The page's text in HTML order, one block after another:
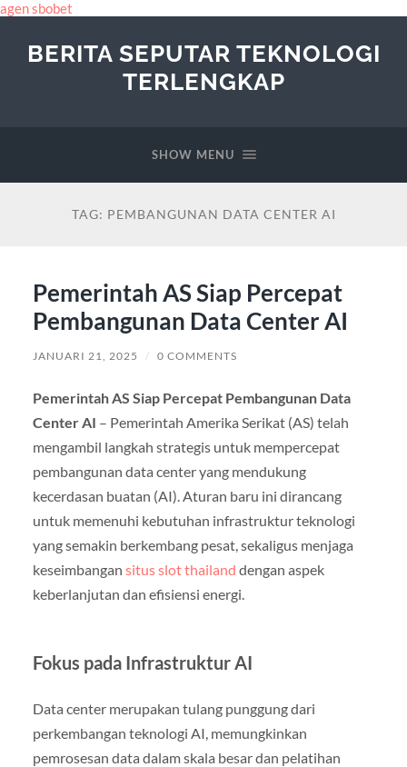
agen sbobet
BERITA SEPUTAR TEKNOLOGI
TERLENGKAP
SHOW MENU
TAG: PEMBANGUNAN DATA CENTER AI
Pemerintah AS Siap Percepat
Pembangunan Data Center AI
JANUARI 21, 2025 / 0 COMMENTS
Pemerintah AS Siap Percepat Pembangunan Data
Center AI – Pemerintah Amerika Serikat (AS) telah
mengambil langkah strategis untuk mempercepat
pembangunan data center yang mendukung
kecerdasan buatan (AI). Aturan baru ini dirancang
untuk memenuhi kebutuhan infrastruktur teknologi
yang semakin berkembang pesat, sekaligus menjaga
keseimbangan situs slot thailand dengan aspek
keberlanjutan dan efisiensi energi.
Fokus pada Infrastruktur AI
Data center merupakan tulang punggung dari
perkembangan teknologi AI, memungkinkan
pemrosesan data dalam skala besar dan pelatihan